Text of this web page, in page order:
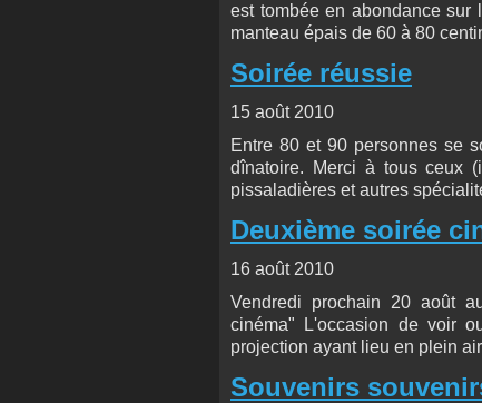
est tombée en abondance sur
manteau épais de 60 à 80
Soirée réussie
15 août 2010
Entre 80 et 90 personnes se
dînatoire. Merci à tous ceux
pissaladières et autres
Deuxième soirée
16 août 2010
Vendredi prochain 20 août
cinéma" L'occasion de voir
projection ayant lieu en plein
Souvenirs